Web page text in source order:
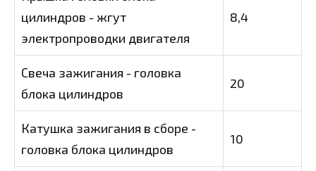
цилиндров - жгут
электропроводки двигателя
8,4
Свеча зажигания - головка
блока цилиндров
20
Катушка зажигания в сборе -
головка блока цилиндров
10